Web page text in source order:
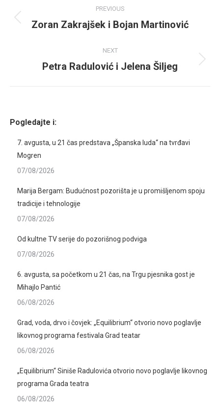
navigation
PREVIOUS
Previous
Zoran Zakrajšek i Bojan Martinović
NEXT
Next
Petra Radulović i Jelena Šiljeg
Pogledajte i:
7. avgusta, u 21 čas predstava „Španska luda“ na tvrđavi
Mogren
07/08/2026
Marija Bergam: Budućnost pozorišta je u promišljenom spoju
tradicije i tehnologije
07/08/2026
Od kultne TV serije do pozorišnog podviga
07/08/2026
6. avgusta, sa početkom u 21 čas, na Trgu pjesnika gost je
Mihajlo Pantić
06/08/2026
Grad, voda, drvo i čovjek: „Equilibrium“ otvorio novo poglavlje
likovnog programa festivala Grad teatar
06/08/2026
„Equilibrium“ Siniše Radulovića otvorio novo poglavlje likovnog
programa Grada teatra
06/08/2026